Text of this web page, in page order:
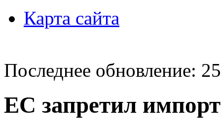
Карта сайта
Последнее обновление:
ЕС запретил